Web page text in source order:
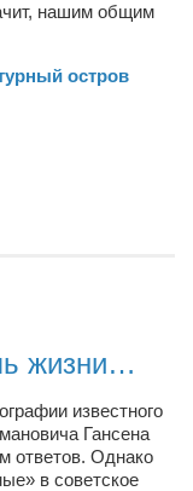
нашим общим
остров
жизни…
известного
Гансена
ответов. Однако
в советское